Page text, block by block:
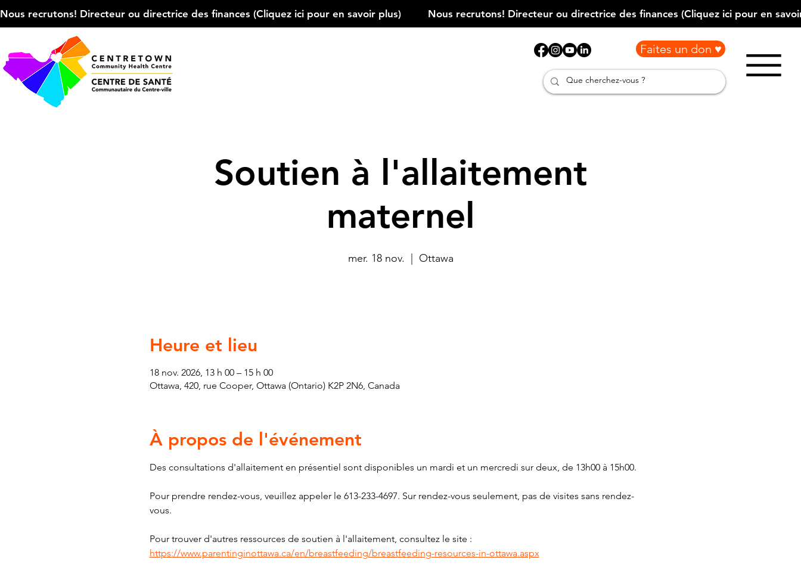
Nous recrutons! Directeur ou directrice des finances (Cliquez ici pour en savoir plus)
Faites un don ♥
Soutien à l'allaitement
maternel
mer. 18 nov. Ottawa
Heure et lieu
18 nov. 2026, 13 h 00 – 15 h 00
Ottawa, 420, rue Cooper, Ottawa (Ontario) K2P 2N6, Canada
À propos de l'événement
Des consultations d'allaitement en présentiel sont disponibles un mardi et un mercredi sur deux, de 13h00 à 15h00.
Pour prendre rendez-vous, veuillez appeler le 613-233-4697. Sur rendez-vous seulement, pas de visites sans rendez-
vous.
Pour trouver d'autres ressources de soutien à l'allaitement, consultez le site :
https://www.parentinginottawa.ca/en/breastfeeding/breastfeeding-resources-in-ottawa.aspx